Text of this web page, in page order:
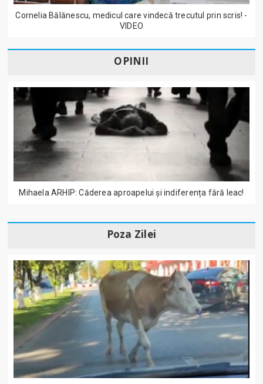
Cornelia Bălănescu, medicul care vindecă trecutul prin scris! -
VIDEO
OPINII
Mihaela ARHIP: Căderea aproapelui și indiferența fără leac!
Poza Zilei